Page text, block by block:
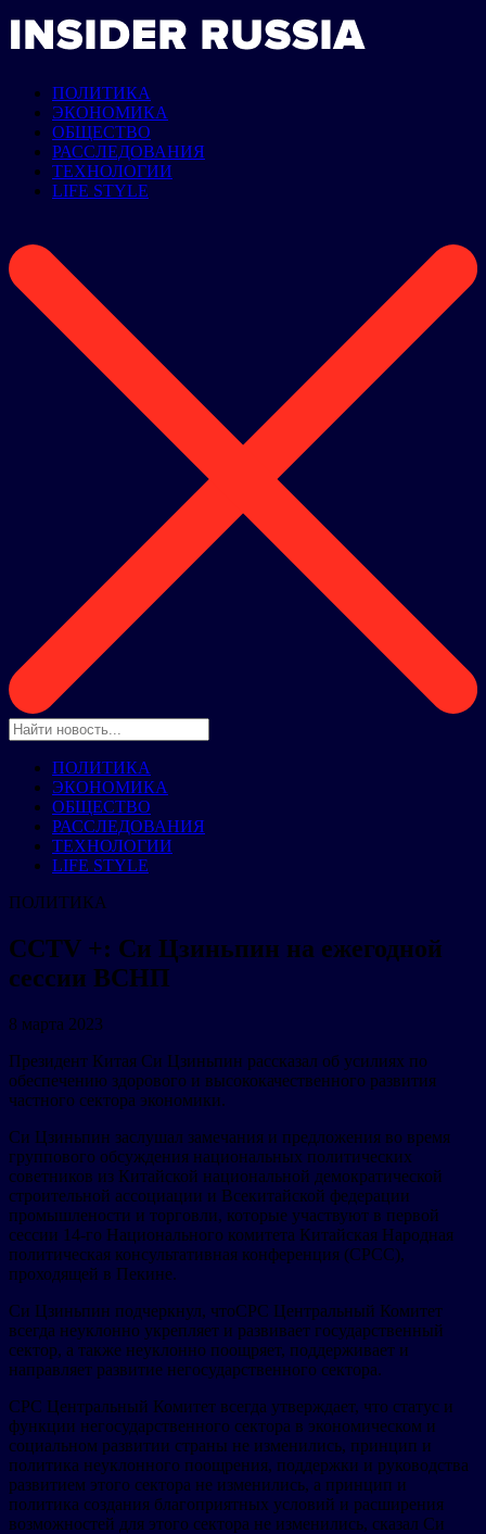
ПОЛИТИКА
ЭКОНОМИКА
ОБЩЕСТВО
РАССЛЕДОВАНИЯ
ТЕХНОЛОГИИ
LIFE STYLE
ПОЛИТИКА
ЭКОНОМИКА
ОБЩЕСТВО
РАССЛЕДОВАНИЯ
ТЕХНОЛОГИИ
LIFE STYLE
ПОЛИТИКА
CCTV +: Си Цзиньпин на ежегодной
сессии ВСНП
8 марта 2023
Президент Китая Си Цзиньпин рассказал об усилиях по
обеспечению здорового и высококачественного развития
частного сектора экономики.
Си Цзиньпин заслушал замечания и предложения во время
группового обсуждения национальных политических
советников из Китайской национальной демократической
строительной ассоциации и Всекитайской федерации
промышлености и торговли, которые участвуют в первой
сессии 14-го Национального комитета Китайская Народная
политическая консультативная конференция (CPCC),
проходящей в Пекине.
Си Цзиньпин подчеркнул, чтоCPC Центральный Комитет
всегда неуклонно укрепляет и развивает государственный
сектор, а также неуклонно поощряет, поддерживает и
направляет развитие негосударственного сектора.
CPC Центральный Комитет всегда утверждает, что статус и
функции негосударственного сектора в экономическом и
социальном развитии страны не изменились, принцип и
политика неуклонного поощрения, поддержки и руководства
развитием этого сектора не изменились, а принцип и
политика создания благоприятных условий и расширения
возможностей для этого сектора не изменились, сказал Си